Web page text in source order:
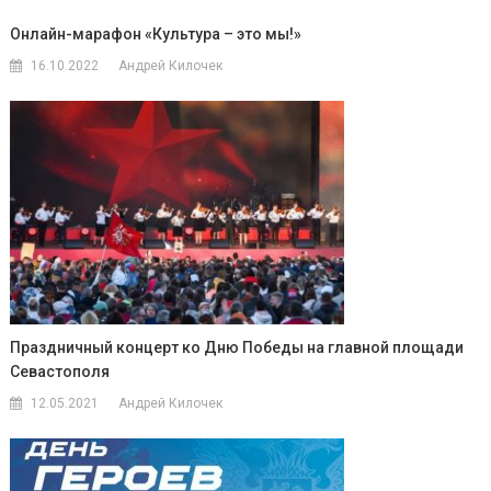
Онлайн-марафон «Культура – это мы!»
16.10.2022 Андрей Килочек
Праздничный концерт ко Дню Победы на главной площади
Севастополя
12.05.2021 Андрей Килочек